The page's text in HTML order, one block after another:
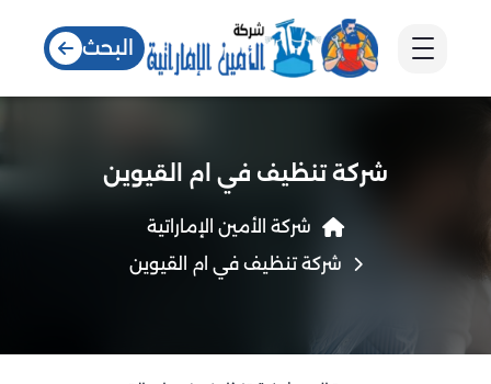
البحث
شركة تنظيف في ام القيوين
شركة الأمين الإماراتية
شركة تنظيف في ام القيوين